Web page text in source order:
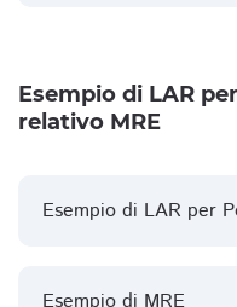
Esempio di LAR
relativo MRE
Esempio di LAR per